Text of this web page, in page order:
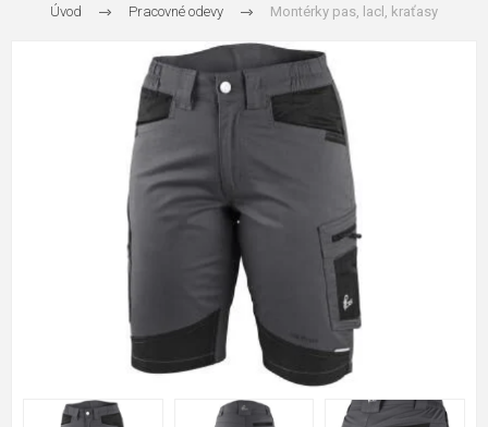
Úvod Pracovné odevy Montérky pas, lacl, kraťasy